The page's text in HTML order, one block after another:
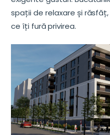
spații de relaxare și
ce îți fură privirea.